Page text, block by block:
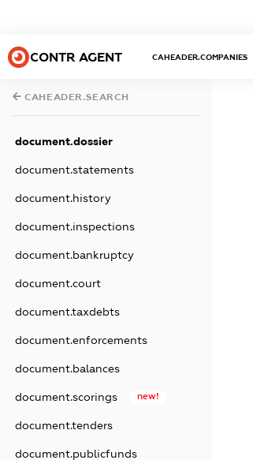
CONTR AGENT CAHEADER.COMPANIES
CAHEADER.SEARCH
document.dossier
document.statements
document.history
document.inspections
document.bankruptcy
document.court
document.taxdebts
document.enforcements
document.balances
document.scorings new!
document.tenders
document.publicfunds